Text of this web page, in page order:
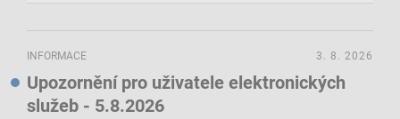
INFORMACE
Upozornění pro uživatele elektronických
služeb - 5.8.2026
3. 8. 2026